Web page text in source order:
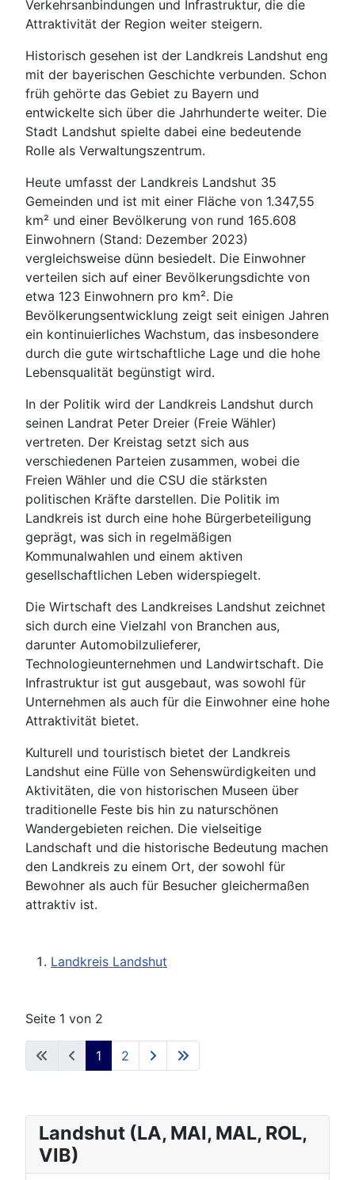
Verkehrsanbindungen und Infrastruktur, die die
Attraktivität der Region weiter steigern.
Historisch gesehen ist der Landkreis Landshut eng
mit der bayerischen Geschichte verbunden. Schon
früh gehörte das Gebiet zu Bayern und
entwickelte sich über die Jahrhunderte weiter. Die
Stadt Landshut spielte dabei eine bedeutende
Rolle als Verwaltungszentrum.
Heute umfasst der Landkreis Landshut 35
Gemeinden und ist mit einer Fläche von 1.347,55
km² und einer Bevölkerung von rund 165.608
Einwohnern (Stand: Dezember 2023)
vergleichsweise dünn besiedelt. Die Einwohner
verteilen sich auf einer Bevölkerungsdichte von
etwa 123 Einwohnern pro km². Die
Bevölkerungsentwicklung zeigt seit einigen Jahren
ein kontinuierliches Wachstum, das insbesondere
durch die gute wirtschaftliche Lage und die hohe
Lebensqualität begünstigt wird.
In der Politik wird der Landkreis Landshut durch
seinen Landrat Peter Dreier (Freie Wähler)
vertreten. Der Kreistag setzt sich aus
verschiedenen Parteien zusammen, wobei die
Freien Wähler und die CSU die stärksten
politischen Kräfte darstellen. Die Politik im
Landkreis ist durch eine hohe Bürgerbeteiligung
geprägt, was sich in regelmäßigen
Kommunalwahlen und einem aktiven
gesellschaftlichen Leben widerspiegelt.
Die Wirtschaft des Landkreises Landshut zeichnet
sich durch eine Vielzahl von Branchen aus,
darunter Automobilzulieferer,
Technologieunternehmen und Landwirtschaft. Die
Infrastruktur ist gut ausgebaut, was sowohl für
Unternehmen als auch für die Einwohner eine hohe
Attraktivität bietet.
Kulturell und touristisch bietet der Landkreis
Landshut eine Fülle von Sehenswürdigkeiten und
Aktivitäten, die von historischen Museen über
traditionelle Feste bis hin zu naturschönen
Wandergebieten reichen. Die vielseitige
Landschaft und die historische Bedeutung machen
den Landkreis zu einem Ort, der sowohl für
Bewohner als auch für Besucher gleichermaßen
attraktiv ist.
Landkreis Landshut
Seite 1 von 2
1 2
Landshut (LA, MAI, MAL, ROL,
VIB)